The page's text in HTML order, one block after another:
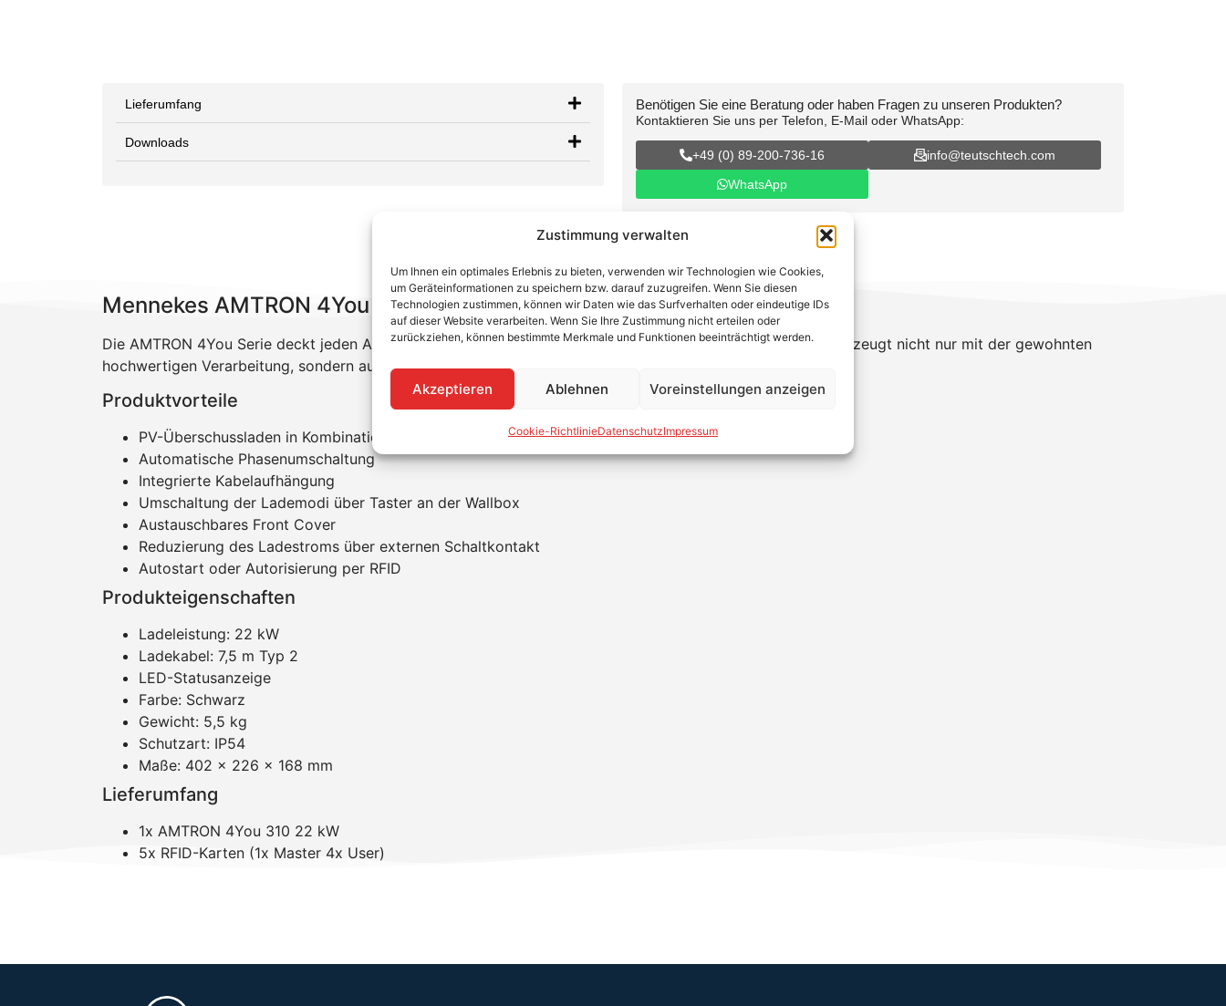
Zustimmung verwalten
Um Ihnen ein optimales Erlebnis zu bieten, verwenden wir Technologien wie Cookies,
um Geräteinformationen zu speichern bzw. darauf zuzugreifen. Wenn Sie diesen
Technologien zustimmen, können wir Daten wie das Surfverhalten oder eindeutige IDs
auf dieser Website verarbeiten. Wenn Sie Ihre Zustimmung nicht erteilen oder
zurückziehen, können bestimmte Merkmale und Funktionen beeinträchtigt werden.
Akzeptieren Ablehnen Voreinstellungen anzeigen
Cookie-RichtlinieDatenschutzImpressum
Lieferumfang
Downloads
Benötigen Sie eine Beratung oder haben Fragen zu unseren Produkten?
Kontaktieren Sie uns per Telefon, E-Mail oder WhatsApp:
+49 (0) 89-200-736-16
info@teutschtech.com
WhatsApp
Mennekes AMTRON 4You 310 22 kW mit 7,5 m Ladekabel
Die AMTRON 4You Serie deckt jeden Anwendungsfall im Heimbereich ab. Die neue Serie von Mennekes überzeugt nicht nur mit der gewohnten
hochwertigen Verarbeitung, sondern auch mit ihrem ästhetischem Design.
Produktvorteile
PV-Überschussladen in Kombination mit kompatiblen Systemenoder demMennekes Meter
Automatische Phasenumschaltung
Integrierte Kabelaufhängung
Umschaltung der Lademodi über Taster an der Wallbox
Austauschbares Front Cover
Reduzierung des Ladestroms über externen Schaltkontakt
Autostart oder Autorisierung per RFID
Produkteigenschaften
Ladeleistung: 22 kW
Ladekabel: 7,5 m Typ 2
LED-Statusanzeige
Farbe: Schwarz
Gewicht: 5,5 kg
Schutzart: IP54
Maße: 402 x 226 x 168 mm
Lieferumfang
1x AMTRON 4You 310 22 kW
5x RFID-Karten (1x Master 4x User)